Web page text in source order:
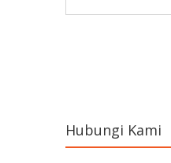
Hubungi Kami